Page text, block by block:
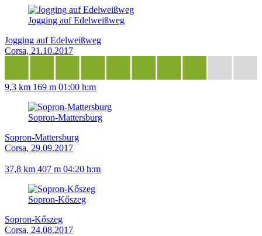
Jogging auf Edelweißweg
Jogging auf Edelweißweg
Corsa, 21.10.2017
9,3 km 169 m 01:00 h:m
Sopron-Mattersburg
Sopron-Mattersburg
Corsa, 29.09.2017
37,8 km 407 m 04:20 h:m
Sopron-Kőszeg
Sopron-Kőszeg
Corsa, 24.08.2017